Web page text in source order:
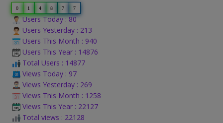
0 1 4 8 7 7
Users Today : 80
Users Yesterday : 213
Users This Month : 940
Users This Year : 14876
Total Users : 14877
Views Today : 97
Views Yesterday : 269
Views This Month : 1258
Views This Year : 22127
Total views : 22128